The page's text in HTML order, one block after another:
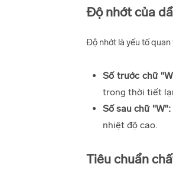
Độ nhớt của
Độ nhớt là yếu tố
Số trước chữ
trong thời tiết
Số sau chữ "W":
nhiệt độ cao.
Tiêu chuẩn